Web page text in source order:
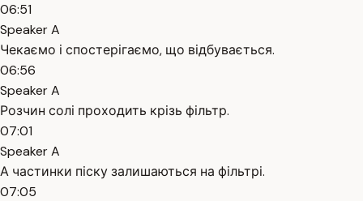
06:51
Speaker A
Чекаємо і спостерігаємо, що відбувається.
06:56
Speaker A
Розчин солі проходить крізь фільтр.
07:01
Speaker A
А частинки піску залишаються на фільтрі.
07:05